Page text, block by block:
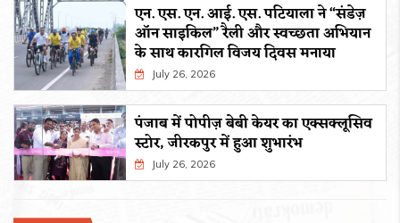
एन. एस. एन. आई. एस. पटियाला ने “संडेज़
ऑन साइकिल” रैली और स्वच्छता अभियान
के साथ कारगिल विजय दिवस मनाया
July 26, 2026
पंजाब में पोपीज़ बेबी केयर का एक्सक्लूसिव
स्टोर, जीरकपुर में हुआ शुभारंभ
July 26, 2026